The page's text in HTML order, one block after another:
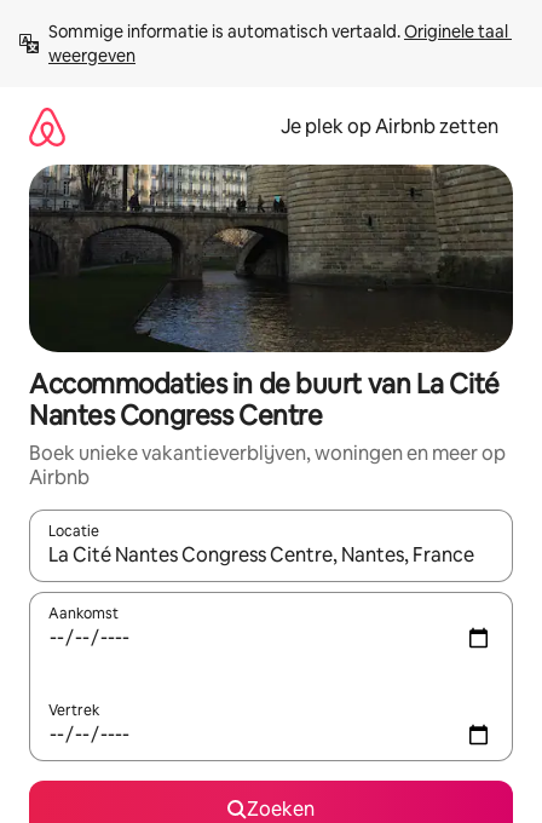
direct
naar
Sommige informatie is automatisch vertaald. Originele taal
weergeven
Je plek op Airbnb zetten
Accommodaties in de buurt van La Cité
Nantes Congress Centre
Boek unieke vakantieverblijven, woningen en meer op
Airbnb
Locatie
Wanneer er resultaten beschikbaar zijn, maak je een keuze
Aankomst
Vertrek
Zoeken